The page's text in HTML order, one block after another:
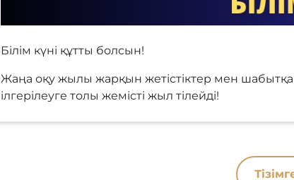
Білім күні құтты болсын!
Жаңа оқу жылы жарқын жетістіктер мен
ілгерілеуге толы жемісті жыл тілейді!